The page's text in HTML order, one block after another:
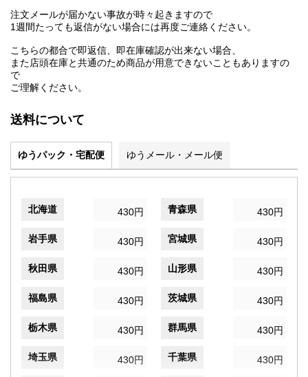
注文メールが届かない事故が時々起きますので
1週間たっても返信がない場合には再度ご連絡ください。
こちらの都合で即返信、即在庫確認が出来ない場合、
また店頭在庫と共通のため商品が用意できないこともありますの
で
ご理解ください。
送料について
ゆうパック・宅配便 ゆうメール・メール便
北海道 430円 青森県 430円
岩手県 430円 宮城県 430円
秋田県 430円 山形県 430円
福島県 430円 茨城県 430円
栃木県 430円 群馬県 430円
埼玉県 430円 千葉県 430円